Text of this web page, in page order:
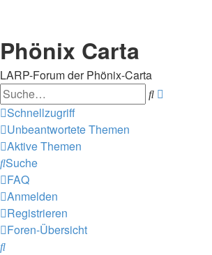
Phönix Carta
LARP-Forum der Phönix-Carta
Suche
Schnellzugriff
Unbeantwortete Themen
Aktive Themen
Suche
FAQ
Anmelden
Registrieren
Foren-Übersicht
Suche